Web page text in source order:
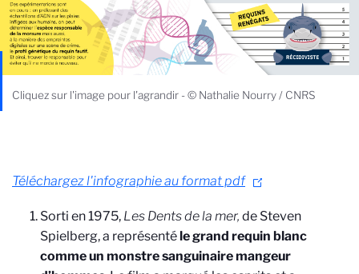
Cliquez sur l'image pour l'agrandir - © Nathalie Nourry / CNRS
Téléchargez l'infographie au format pdf
Sorti en 1975, Les Dents de la mer, de Steven
Spielberg, a représentéle grand requin blanc
comme un monstre sanguinaire mangeur